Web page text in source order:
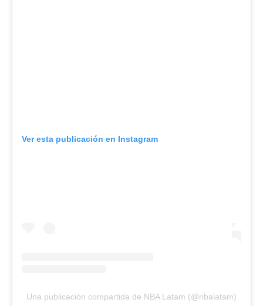
Ver esta publicación en Instagram
Una publicación compartida de NBA Latam (@nbalatam)